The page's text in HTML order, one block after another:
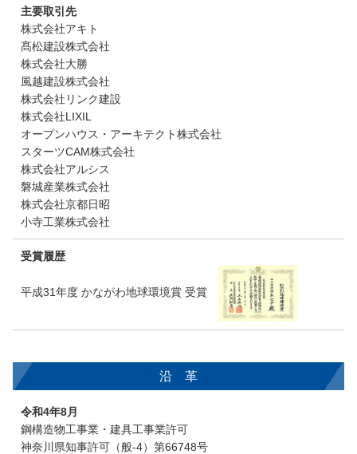
主要取引先
株式会社アキト
髙松建設株式会社
株式会社大勝
風越建設株式会社
株式会社リンク建設
株式会社LIXIL
オープンハウス・アーキテクト株式会社
スターツCAM株式会社
株式会社アルシス
磐城産業株式会社
株式会社京都日昭
小寺工業株式会社
受賞履歴
平成31年度 かながわ地球環境賞 受賞
沿 革
令和4年8月
鋼構造物工事業・建具工事業許可
神奈川県知事許可（般-4）第66748号